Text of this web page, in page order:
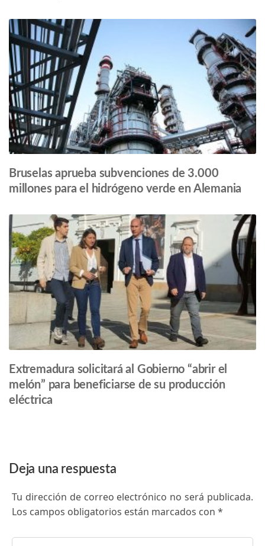
Bruselas aprueba subvenciones de 3.000
millones para el hidrógeno verde en Alemania
Extremadura solicitará al Gobierno “abrir el
melón” para beneficiarse de su producción
eléctrica
Deja una respuesta
Tu dirección de correo electrónico no será publicada.
Los campos obligatorios están marcados con *